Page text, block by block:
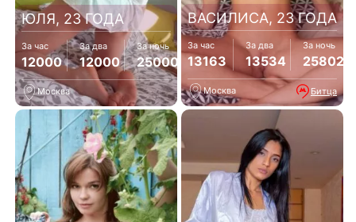
ЮЛЯ, 23 ГОДА
За час
12000
За два
12000
За ночь
25000
Москва
ВАСИЛИСА, 23 ГОДА
За час
13163
За два
13534
За ночь
25802
Москва Битца